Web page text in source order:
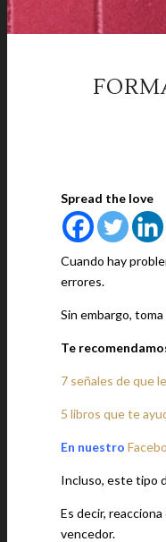
Spread the love
Cuando hay
errores.
Sin embargo,
Te
7 señales de que
5 libros que te
En nuestro
Incluso, este tipo
Es decir,
vencedor.